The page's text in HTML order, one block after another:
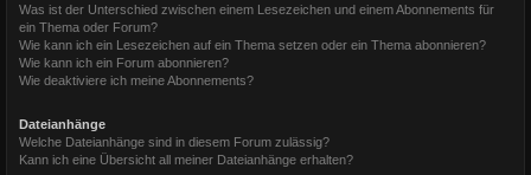
Was ist der Unterschied zwischen einem Lesezeichen und einem Abonnements für
ein Thema oder Forum?
Wie kann ich ein Lesezeichen auf ein Thema setzen oder ein Thema abonnieren?
Wie kann ich ein Forum abonnieren?
Wie deaktiviere ich meine Abonnements?
Dateianhänge
Welche Dateianhänge sind in diesem Forum zulässig?
Kann ich eine Übersicht all meiner Dateianhänge erhalten?